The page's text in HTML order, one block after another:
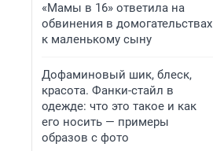
«Мамы в 16» ответила на
обвинения в домогательствах
к маленькому сыну
Дофаминовый шик, блеск,
красота. Фанки-стайл в
одежде: что это такое и как
его носить — примеры
образов с фото